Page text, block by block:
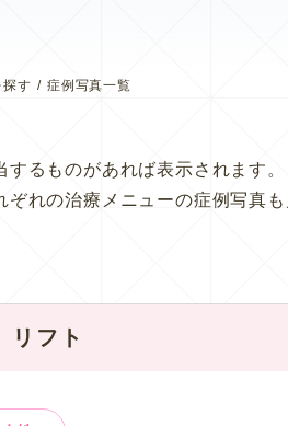
探す 症例写真一覧
るものがあれば表示されます。
れの治療メニューの症例写真も
リフト